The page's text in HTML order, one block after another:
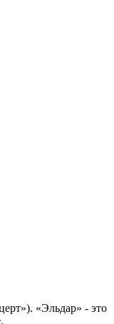
«Эльдар» - это